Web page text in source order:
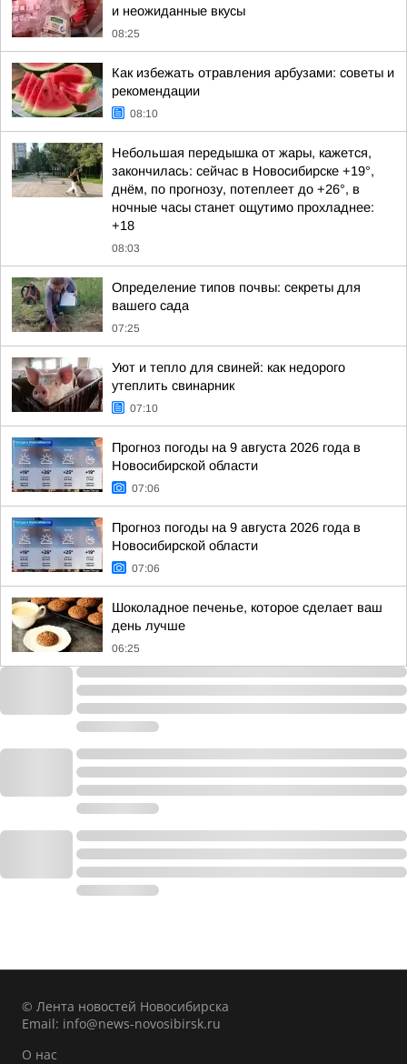
и неожиданные вкусы
08:25
Как избежать отравления арбузами: советы и
рекомендации
08:10
Небольшая передышка от жары, кажется,
закончилась: сейчас в Новосибирске +19°,
днём, по прогнозу, потеплеет до +26°, в
ночные часы станет ощутимо прохладнее:
+18
08:03
Определение типов почвы: секреты для
вашего сада
07:25
Уют и тепло для свиней: как недорого
утеплить свинарник
07:10
Прогноз погоды на 9 августа 2026 года в
Новосибирской области
07:06
Прогноз погоды на 9 августа 2026 года в
Новосибирской области
07:06
Шоколадное печенье, которое сделает ваш
день лучше
06:25
© Лента новостей Новосибирска
Email: info@news-novosibirsk.ru
О нас